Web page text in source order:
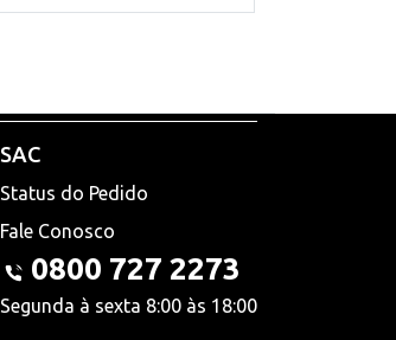
SAC
Status do Pedido
Fale Conosco
0800 727 2273
Segunda à sexta 8:00 às 18:00